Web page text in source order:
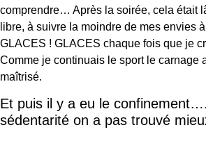
comprendre… Après la soirée, cela était
libre, à suivre la moindre de mes envies
GLACES ! GLACES chaque fois que je
Comme je continuais le sport le carnage
maîtrisé.
Et puis il y a eu le
sédentarité on a pas trouvé